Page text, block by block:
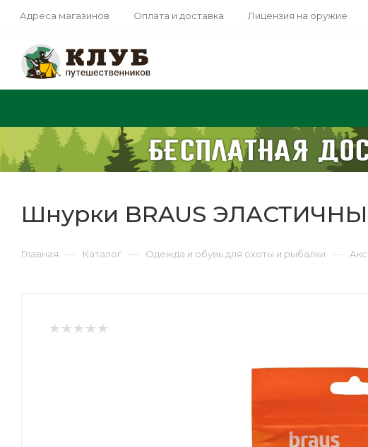
Адреса магазинов Оплата и доставка Лицензия на оружие
Шнурки BRAUS
Главная — Каталог — Одежда и обувь для охоты и рыбалки —